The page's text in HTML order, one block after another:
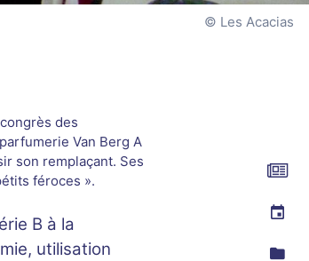
Les Acacias
des
Van Berg A
son remplaçant. Ses
féroces ».
B à la
utilisation